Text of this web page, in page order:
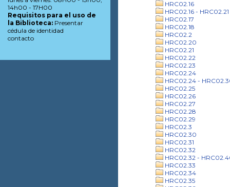
HRC02.16
HRC02.16 - HRC02.21
HRC02.17
HRC02.18
HRC02.2
HRC02.20
HRC02.21
HRC02.22
HRC02.23
HRC02.24
HRC02.24 -
HRC02.25
HRC02.26
HRC02.27
HRC02.28
HRC02.29
HRC02.3
HRC02.30
HRC02.31
HRC02.32
HRC02.32 -
HRC02.33
HRC02.34
HRC02.35
14h00 - 17H00
Requisitos para el uso de
la Biblioteca: Presentar
cédula de identidad
contacto